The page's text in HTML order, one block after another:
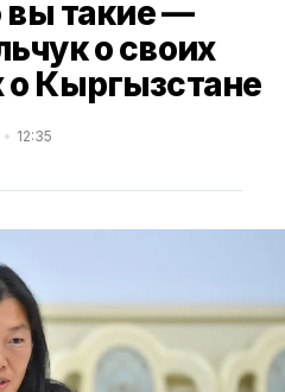
вы такие —
о своих
о Кыргызстане
12:35